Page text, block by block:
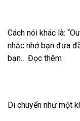
Cách nói khác là:
nhắc nhở bạn đưa
bạn… Đọc thêm
Di chuyển như một